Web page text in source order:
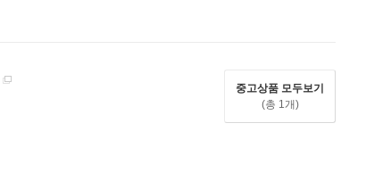
중고상품 모두보기
(총 1개)